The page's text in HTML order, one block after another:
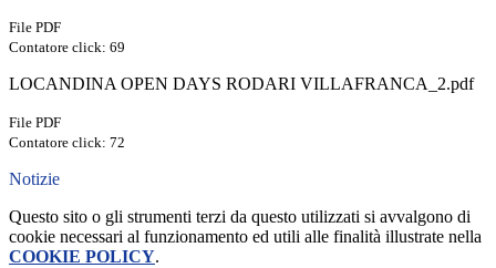
File PDF
Contatore click: 69
LOCANDINA OPEN DAYS RODARI VILLAFRANCA_2.pdf
File PDF
Contatore click: 72
Notizie
Questo sito o gli strumenti terzi da questo utilizzati si avvalgono di
cookie necessari al funzionamento ed utili alle finalità illustrate nella
COOKIE POLICY.